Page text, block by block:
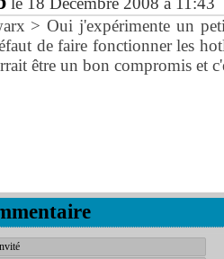
> Oui j'expérimente un
de faire fonctionner les
être un bon compromis et